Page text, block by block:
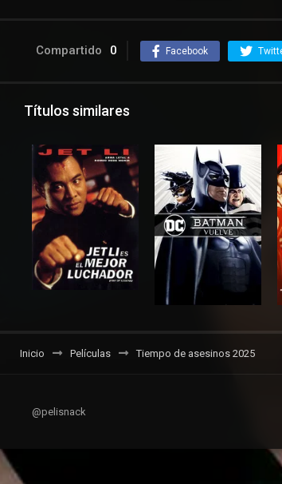
Compartido 0 Facebook
Títulos similares
Inicio Películas Tiempo de asesinos 2025
@pelisnack